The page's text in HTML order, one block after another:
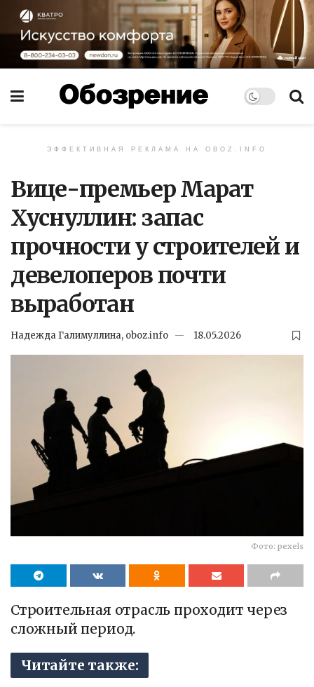
ЭФФЕКТИВНАЯ РЕКЛАМА НА OBOZ.INFO
Вице-премьер Марат
Хуснуллин: запас
прочности у строителей и
девелоперов почти
выработан
Надежда Галимуллина, oboz.info 18.05.2026
Фото: pexels
Строительная отрасль проходит через
сложный период.
Читайте также: